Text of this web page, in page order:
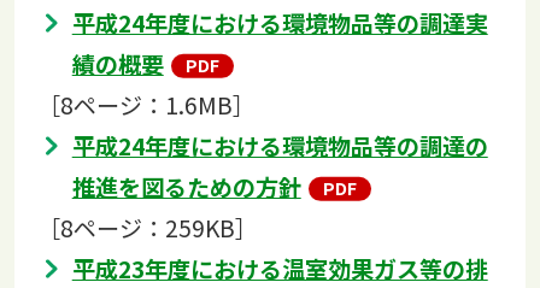
平成24年度における環境物品等の調達実
績の概要
［8ページ：1.6MB］
平成24年度における環境物品等の調達の
推進を図るための方針
［8ページ：259KB］
平成23年度における温室効果ガス等の排